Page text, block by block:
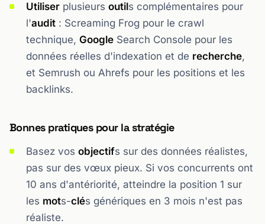
Utiliser plusieurs outils complémentaires pour
l'audit : Screaming Frog pour le crawl
technique, Google Search Console pour les
données réelles d'indexation et de recherche,
et Semrush ou Ahrefs pour les positions et les
backlinks.
Bonnes pratiques pour la stratégie
Basez vos objectifs sur des données réalistes,
pas sur des vœux pieux. Si vos concurrents ont
10 ans d'antériorité, atteindre la position 1 sur
les mots-clés génériques en 3 mois n'est pas
réaliste.